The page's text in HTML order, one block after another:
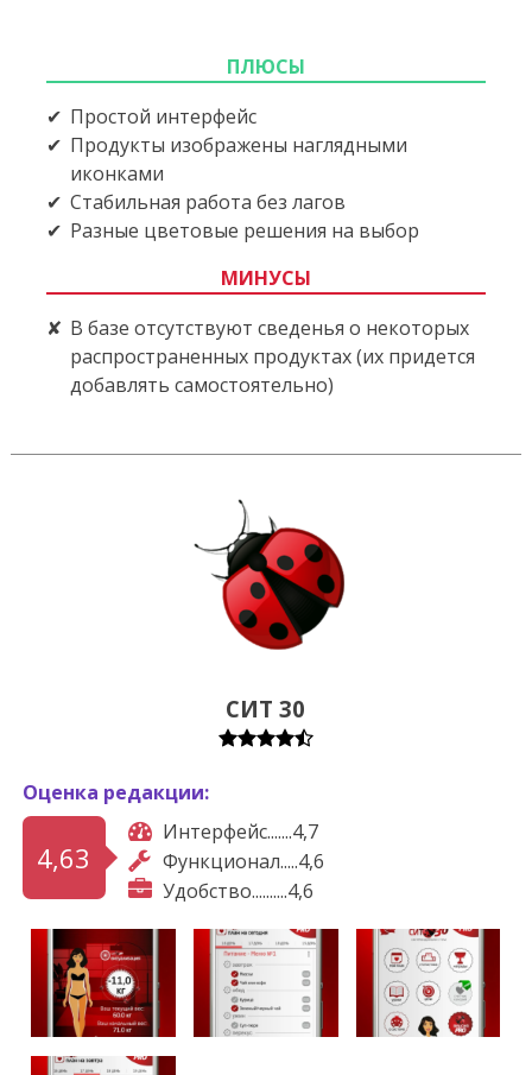
ПЛЮСЫ
Простой интерфейс
Продукты изображены наглядными
иконками
Стабильная работа без лагов
Разные цветовые решения на выбор
МИНУСЫ
В базе отсутствуют сведенья о некоторых
распространенных продуктах (их придется
добавлять самостоятельно)
СИТ 30
Оценка редакции:
4,63
Интерфейс.......4,7
Функционал.....4,6
Удобство..........4,6